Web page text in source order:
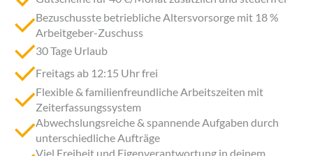
Bezuschusste betriebliche Altersvorsorge mit 18 %
Arbeitgeber-Zuschuss
30 Tage Urlaub
Freitags ab 12:15 Uhr frei
Flexible & familienfreundliche Arbeitszeiten mit
Zeiterfassungssystem
Abwechslungsreiche & spannende Aufgaben durch
unterschiedliche Aufträge
Viel Freiheit und Eigenverantwortung in deinem